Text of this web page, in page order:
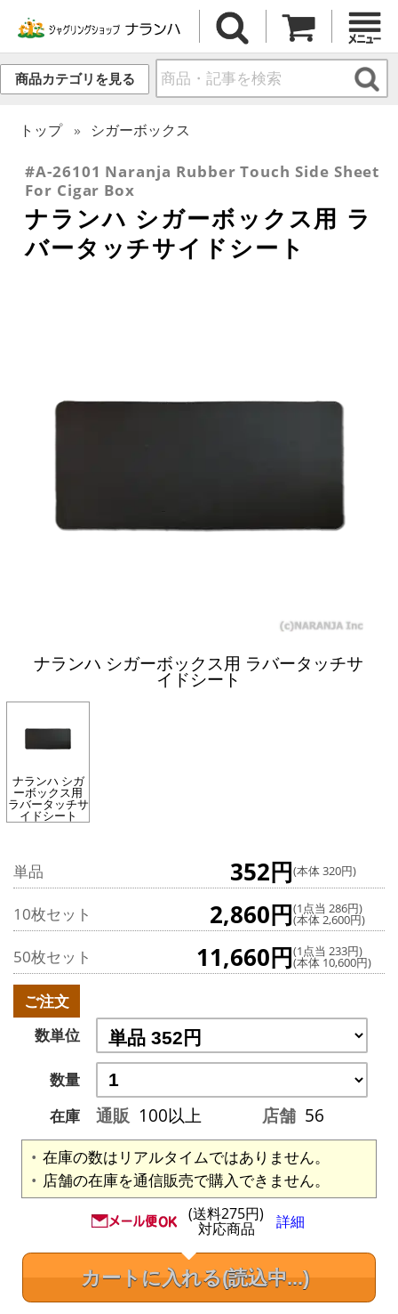
商品カテゴリを見る
トップ シガーボックス
#A-26101 Naranja Rubber Touch Side Sheet
For Cigar Box
ナランハ シガーボックス用 ラ
バータッチサイドシート
ナランハ シガーボックス用 ラバータッチサ
イドシート
ナランハ シガ
ーボックス用
ラバータッチサ
イドシート
単品 352円(本体 320円)
10枚セット 2,860円(1点当 286円)
(本体 2,600円)
50枚セット 11,660円(1点当 233円)
(本体 10,600円)
ご注文
数単位
数量
在庫
通販 100以上 店舗 56
在庫の数はリアルタイムではありません。
店舗の在庫を通信販売で購入できません。
(送料275円)
対応商品 詳細
カートに入れる(読込中...)